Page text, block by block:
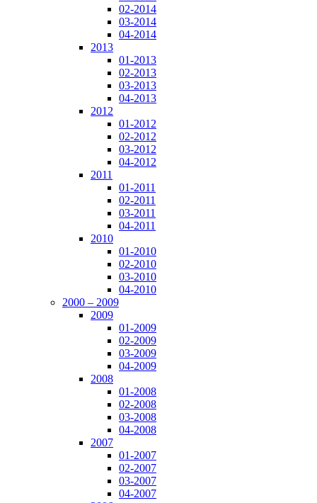
02-2014
03-2014
04-2014
2013
01-2013
02-2013
03-2013
04-2013
2012
01-2012
02-2012
03-2012
04-2012
2011
01-2011
02-2011
03-2011
04-2011
2010
01-2010
02-2010
03-2010
04-2010
2000 – 2009
2009
01-2009
02-2009
03-2009
04-2009
2008
01-2008
02-2008
03-2008
04-2008
2007
01-2007
02-2007
03-2007
04-2007